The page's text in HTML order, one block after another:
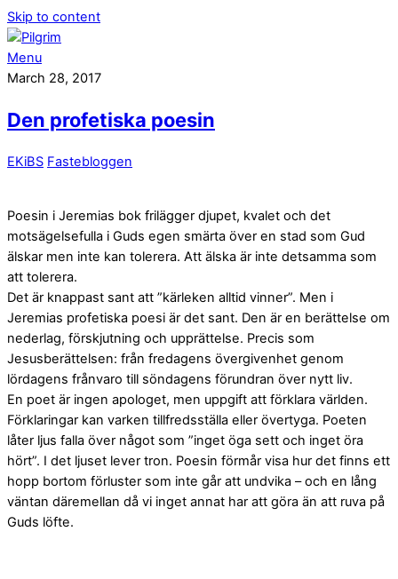
Skip to content
Menu
March 28, 2017
Den profetiska poesin
EKiBS Fastebloggen
Poesin i Jeremias bok frilägger djupet, kvalet och det
motsägelsefulla i Guds egen smärta över en stad som Gud
älskar men inte kan tolerera. Att älska är inte detsamma som
att tolerera.
Det är knappast sant att ”kärleken alltid vinner”. Men i
Jeremias profetiska poesi är det sant. Den är en berättelse om
nederlag, förskjutning och upprättelse. Precis som
Jesusberättelsen: från fredagens övergivenhet genom
lördagens frånvaro till söndagens förundran över nytt liv.
En poet är ingen apologet, men uppgift att förklara världen.
Förklaringar kan varken tillfredsställa eller övertyga. Poeten
låter ljus falla över något som ”inget öga sett och inget öra
hört”. I det ljuset lever tron. Poesin förmår visa hur det finns ett
hopp bortom förluster som inte går att undvika – och en lång
väntan däremellan då vi inget annat har att göra än att ruva på
Guds löfte.